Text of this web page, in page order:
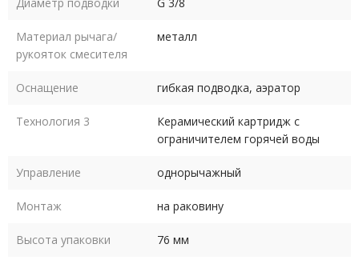
Материал рычага/
рукояток смесителя
металл
Оснащение гибкая подводка, аэратор
Технология 3
Керамический картридж с
ограничителем горячей воды
Управление однорычажный
Монтаж на раковину
Высота упаковки 76 мм